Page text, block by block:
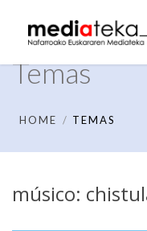
Temas
HOME TEMAS
músico: